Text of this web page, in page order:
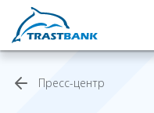
Пресс-центр